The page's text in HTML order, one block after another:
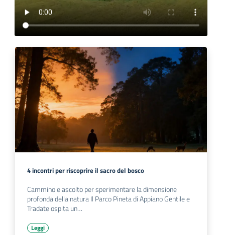
4 incontri per riscoprire il sacro del bosco
Cammino e ascolto per sperimentare la dimensione
profonda della natura Il Parco Pineta di Appiano Gentile e
Tradate ospita un…
Leggi